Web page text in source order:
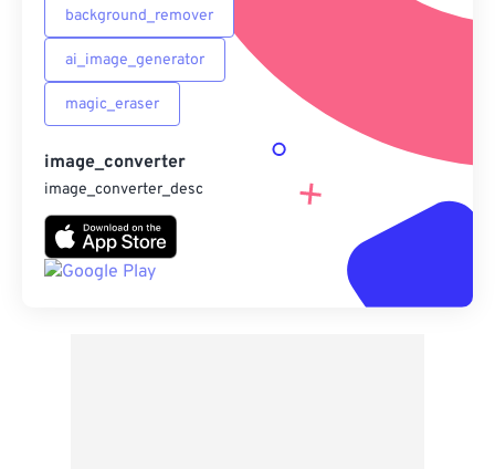
background_remover
ai_image_generator
magic_eraser
image_converter
image_converter_desc